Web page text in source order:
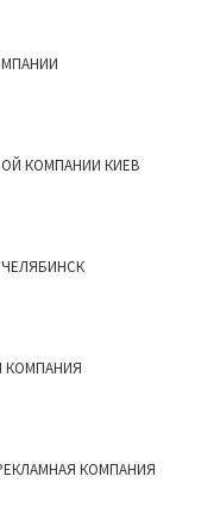
КОМПАНИИ КИЕВ
КОМПАНИЯ
КОМПАНИЯ